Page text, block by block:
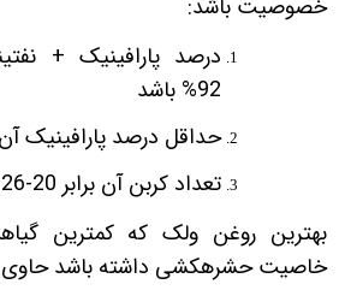
خصوصیت باشد:
درصد پارافینیک +
92% باشد
حداقل درصد پارافینیک آن 60% باشد
تعداد کربن آن برابر 20-26 باشد
بهترین روغن ولک که کمترین
خاصیت حشره­کشی داشته باشد حاوی کربن